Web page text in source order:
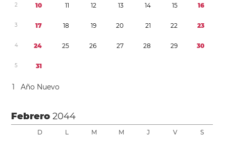
2 10 11 12 13 14 15 16
3 17 18 19 20 21 22 23
4 24 25 26 27 28 29 30
5 31
1 Año Nuevo
Febrero2044
D L M M J V S